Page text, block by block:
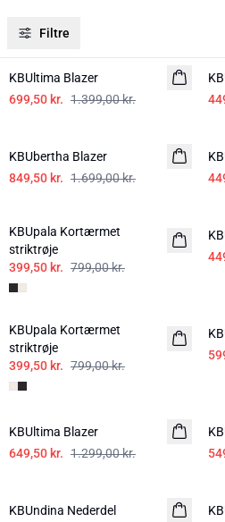
Filtre
-50%
KBUltima Blazer
699,50 kr. 1.399,00 kr.
KBUbertha Blazer
849,50 kr. 1.699,00 kr.
KBUpala Kortærmet
striktrøje
399,50 kr. 799,00 kr.
-50%
KBUpala Kortærmet
striktrøje
399,50 kr. 799,00 kr.
-50%
KBUltima Blazer
649,50 kr. 1.299,00 kr.
KBUndina Nederdel